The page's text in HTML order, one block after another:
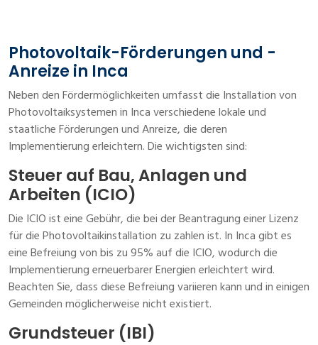
Photovoltaik-Förderungen und -
Anreize in Inca
Neben den Fördermöglichkeiten umfasst die Installation von
Photovoltaiksystemen in Inca verschiedene lokale und
staatliche Förderungen und Anreize, die deren
Implementierung erleichtern. Die wichtigsten sind:
Steuer auf Bau, Anlagen und
Arbeiten (ICIO)
Die ICIO ist eine Gebühr, die bei der Beantragung einer Lizenz
für die Photovoltaikinstallation zu zahlen ist. In Inca gibt es
eine Befreiung von bis zu 95% auf die ICIO, wodurch die
Implementierung erneuerbarer Energien erleichtert wird.
Beachten Sie, dass diese Befreiung variieren kann und in einigen
Gemeinden möglicherweise nicht existiert.
Grundsteuer (IBI)